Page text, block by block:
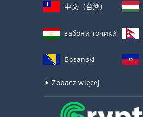
中文（台灣）
забо́ни тоҷикӣ́
Bosanski
Zobacz więcej